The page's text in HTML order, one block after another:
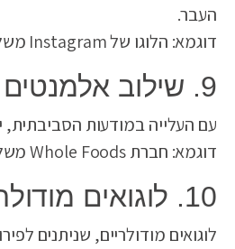
העבר.
דוגמא: הלוגו של Instagram משלב גרדיאנטים עדינים ליצירת אפקט תלת-ממדי רך.
9. שילוב אלמנטים טבעיים
עם העלייה במודעות הסביבתית,
דוגמא: חברת Whole Foods משלבת אלמנטים טבעיים בלוגו שלה, המשקף את ערכי החברה.
10. לוגואים מודולריים
לוגואים מודולריים, שניתנים